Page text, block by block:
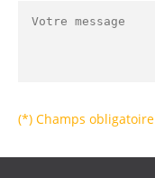
(*) Champs obligatoire